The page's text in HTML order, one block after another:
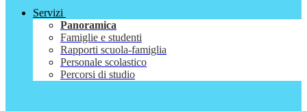
Servizi
Panoramica
Famiglie e studenti
Rapporti scuola-famiglia
Personale scolastico
Percorsi di studio